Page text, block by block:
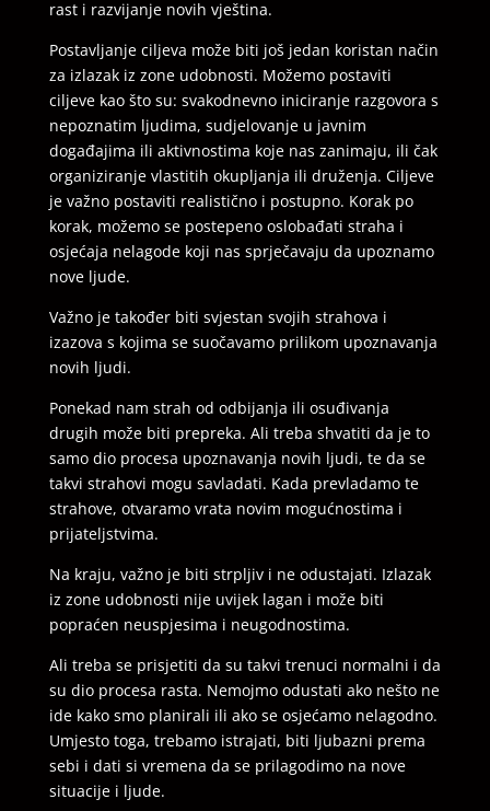
rast i razvijanje novih vještina.
Postavljanje ciljeva može biti još jedan koristan način
za izlazak iz zone udobnosti. Možemo postaviti
ciljeve kao što su: svakodnevno iniciranje razgovora s
nepoznatim ljudima, sudjelovanje u javnim
događajima ili aktivnostima koje nas zanimaju, ili čak
organiziranje vlastitih okupljanja ili druženja. Ciljeve
je važno postaviti realistično i postupno. Korak po
korak, možemo se postepeno oslobađati straha i
osjećaja nelagode koji nas sprječavaju da upoznamo
nove ljude.
Važno je također biti svjestan svojih strahova i
izazova s kojima se suočavamo prilikom upoznavanja
novih ljudi.
Ponekad nam strah od odbijanja ili osuđivanja
drugih može biti prepreka. Ali treba shvatiti da je to
samo dio procesa upoznavanja novih ljudi, te da se
takvi strahovi mogu savladati. Kada prevladamo te
strahove, otvaramo vrata novim mogućnostima i
prijateljstvima.
Na kraju, važno je biti strpljiv i ne odustajati. Izlazak
iz zone udobnosti nije uvijek lagan i može biti
popraćen neuspjesima i neugodnostima.
Ali treba se prisjetiti da su takvi trenuci normalni i da
su dio procesa rasta. Nemojmo odustati ako nešto ne
ide kako smo planirali ili ako se osjećamo nelagodno.
Umjesto toga, trebamo istrajati, biti ljubazni prema
sebi i dati si vremena da se prilagodimo na nove
situacije i ljude.